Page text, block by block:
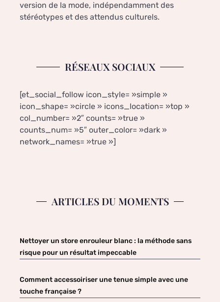
version de la mode, indépendamment des
stéréotypes et des attendus culturels.
RÉSEAUX SOCIAUX
[et_social_follow icon_style= »simple »
icon_shape= »circle » icons_location= »top »
col_number= »2″ counts= »true »
counts_num= »5″ outer_color= »dark »
network_names= »true »]
ARTICLES DU MOMENTS
Nettoyer un store enrouleur blanc : la méthode sans
risque pour un résultat impeccable
Comment accessoiriser une tenue simple avec une
touche française ?